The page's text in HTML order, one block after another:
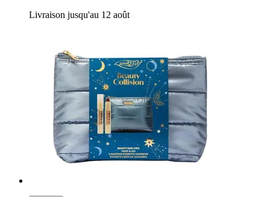
Livraison jusqu'au 12 août